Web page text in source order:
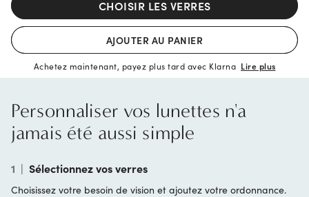
CHOISIR LES VERRES
AJOUTER AU PANIER
Achetez maintenant, payez plus tard avec Klarna Lire plus
Personnaliser vos lunettes n'a
jamais été aussi simple
1 | Sélectionnez vos verres
Choisissez votre besoin de vision et ajoutez votre ordonnance.